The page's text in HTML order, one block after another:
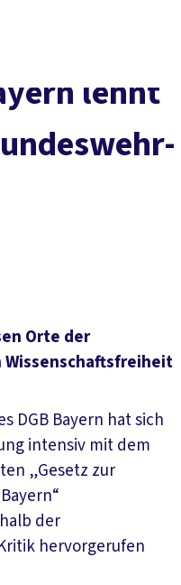
Service
Mitmachen
lehnt
Orte der
DGB Bayern hat sich
intensiv mit dem
„Gesetz zur
der
hervorgerufen